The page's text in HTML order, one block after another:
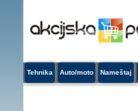
Tehnika Auto/moto Nameštaj